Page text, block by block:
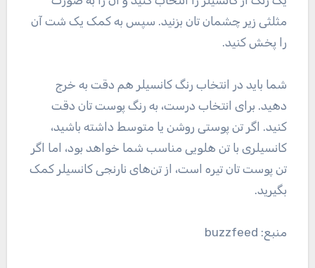
مثلثی زیر چشمان تان بزنید. سپس به کمک یک شت آن
را پخش کنید.
شما باید در انتخاب رنگ کانسیلر هم دقت به خرج
دهید. برای انتخاب درست، به رنگ پوست تان دقت
کنید. اگر تن پوستی روشن یا متوسط داشته باشید،
کانسیلری با تن هلویی مناسب شما خواهد بود، اما اگر
تن پوست تان تیره است، از تن‌های نارنجی کانسیلر کمک
بگیرید.
منبع: buzzfeed